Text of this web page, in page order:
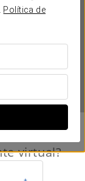
Política de
virtual?